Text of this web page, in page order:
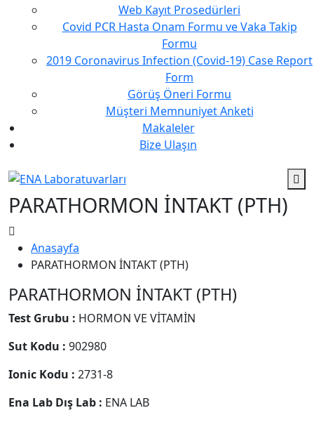
Web Kayıt Prosedürleri
Covid PCR Hasta Onam Formu ve Vaka Takip
Formu
2019 Coronavirus Infection (Covid-19) Case Report
Form
Görüş Öneri Formu
Müşteri Memnuniyet Anketi
Makaleler
Bize Ulaşın
PARATHORMON İNTAKT (PTH)
Anasayfa
PARATHORMON İNTAKT (PTH)
PARATHORMON İNTAKT (PTH)
Test Grubu : HORMON VE VİTAMİN
Sut Kodu : 902980
Ionic Kodu : 2731-8
Ena Lab Dış Lab : ENA LAB